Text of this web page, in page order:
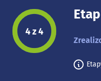
Etap projektu:
4 z 4